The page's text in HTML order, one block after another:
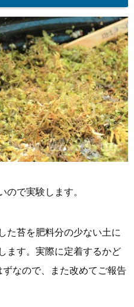
ので実験します。
た苔を肥料分の少ない土に
ます。実際に定着するかど
なので、また改めてご報告